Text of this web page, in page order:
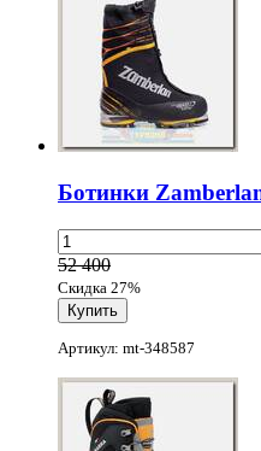
Ботинки
52 400
Скидка 27%
Артикул: mt-348587